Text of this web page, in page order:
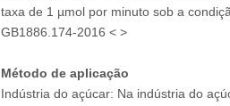
taxa de 1 µmol por minuto sob a
GB1886.174-2016 < >
Método de aplicação
Indústria do açúcar: Na indústria do